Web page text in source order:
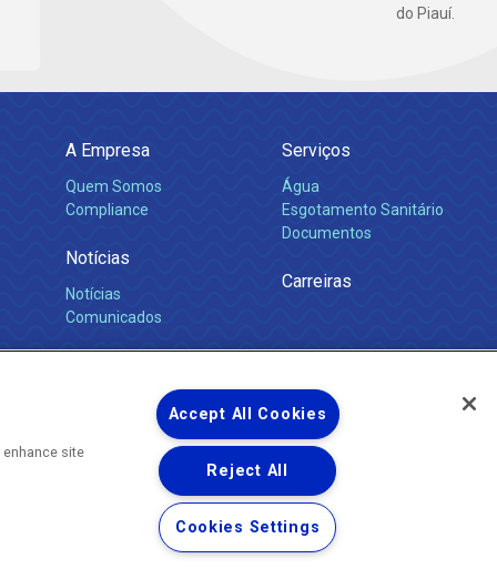
do Piauí.
A Empresa
Quem Somos
Compliance
Notícias
Notícias
Comunicados
Serviços
Água
Esgotamento Sanitário
Documentos
Carreiras
® 2026 - Todos os Direitos Reservados.
site
Accept All Cookies
Reject All
Cookies Settings